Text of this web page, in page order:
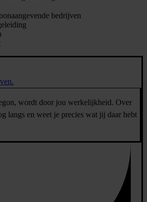
bedrijven
wordt door jou werkelijkheid. Over
langs en weet je precies wat jij daar hebt